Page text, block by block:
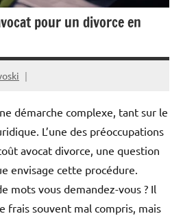
pour un divorce en
démarche complexe, tant sur le
L’une des préoccupations
avocat divorce, une question
envisage cette procédure.
mots vous demandez-vous ? Il
frais souvent mal compris, mais